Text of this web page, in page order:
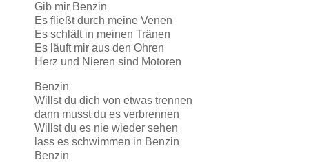
Gib mir Benzin
Es fließt durch meine Venen
Es schläft in meinen Tränen
Es läuft mir aus den Ohren
Herz und Nieren sind Motoren
Benzin
Willst du dich von etwas trennen
dann musst du es verbrennen
Willst du es nie wieder sehen
lass es schwimmen in Benzin
Benzin